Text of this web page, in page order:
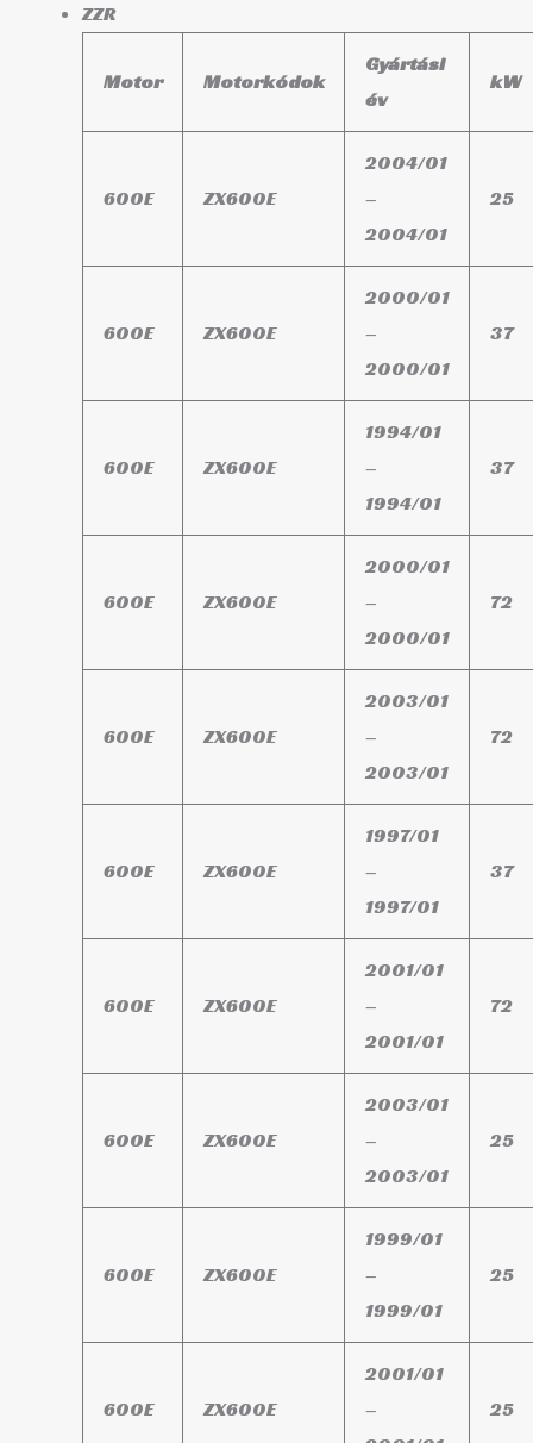
ZZR
Motor Motorkódok
Gyártási
év
kW
600E ZX600E
2004/01
–
2004/01
25
600E ZX600E
2000/01
–
2000/01
37
600E ZX600E
1994/01
–
1994/01
37
600E ZX600E
2000/01
–
2000/01
72
600E ZX600E
2003/01
–
2003/01
72
600E ZX600E
1997/01
–
1997/01
37
600E ZX600E
2001/01
–
2001/01
72
600E ZX600E
2003/01
–
2003/01
25
600E ZX600E
1999/01
–
1999/01
25
600E ZX600E
2001/01
–
25